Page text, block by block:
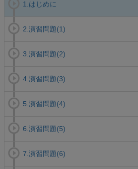
1.はじめに
2.演習問題(1)
3.演習問題(2)
4.演習問題(3)
5.演習問題(4)
6.演習問題(5)
7.演習問題(6)